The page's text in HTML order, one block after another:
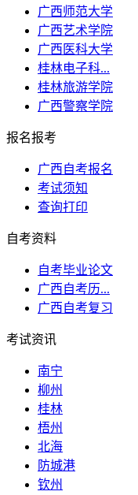
广西师范大学
广西艺术学院
广西医科大学
桂林电子科...
桂林旅游学院
广西警察学院
报名报考
广西自考报名
考试须知
查询打印
自考资料
自考毕业论文
广西自考历...
广西自考复习
考试资讯
南宁
柳州
桂林
梧州
北海
防城港
钦州